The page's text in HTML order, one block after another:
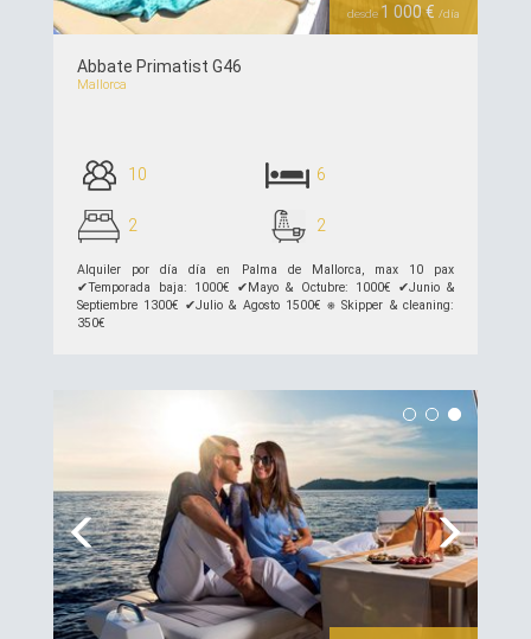
desde 1 000 € /día
Abbate Primatist G46
Mallorca
10 6
2 2
Alquiler por día día en Palma de Mallorca, max 10 pax
✔︎Temporada baja: 1000€ ✔︎Mayo & Octubre: 1000€ ✔︎Junio &
Septiembre 1300€ ✔︎Julio & Agosto 1500€ ⎈ Skipper & cleaning:
350€
Previous Next